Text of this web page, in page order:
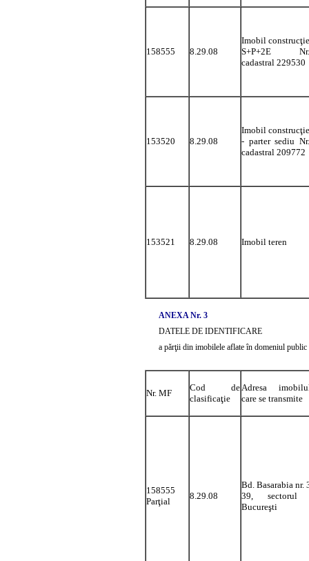
158555 8.29.08
Imobil construcţie
S+P+2E Nr.
cadastral 229530
153520 8.29.08
Imobil construcţie
- parter sediu Nr.
cadastral 209772
153521 8.29.08 Imobil teren
ANEXA Nr. 3
DATELE DE IDENTIFICARE
a părţii din imobilele aflate în domeniul
Nr. MF
Cod de
clasificaţie
Adresa
care se transmite
158555
Parţial
8.29.08
Bd. Basarabia nr.
39, sectorul
Bucureşti